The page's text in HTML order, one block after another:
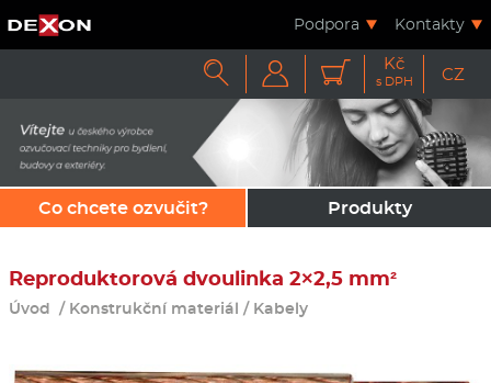
Podpora Kontakty
   Kč
s DPH CZ
Co chcete ozvučit? Produkty
Reproduktorová dvoulinka 2×2,5 mm²
Úvod / Konstrukční materiál / Kabely